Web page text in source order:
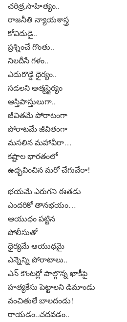
చరిత్ర,సాహిత్యం..
రాజనీతి న్యాయశాస్త్ర
కోవిదుడై..
ప్రశ్నించే గొంతు..
నిలదీసే గళం..
ఎదురొడ్డే ధైర్యం..
సడలని ఆత్మస్థైర్యం
ఆస్తిపాస్తులుగా..
జీవితమే పోరాటంగా
పోరాటమే జీవితంగా
మసలిన మహావీరా…
కష్టాల భారతంలో
ఉద్భవించిన మరో చేగువేరా!
భయమే ఎరుగని ఈతడు
ఎందరికో తానభయం…
ఆయుధం పట్టిన
పోలీసుతో
ధైర్యమే ఆయుధమై
ఎన్నెన్ని పోరాటాలు..
ఎన్ కౌంటర్లో పాల్గొన్న ఖాకీపై
హత్యకేసు పెట్టాలని డిమాండు
వంచితులే బాలదండు!
రాయడం..చదవడం..